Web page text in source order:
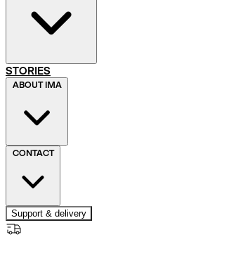
STORIES
ABOUT IMA
CONTACT
Support & delivery